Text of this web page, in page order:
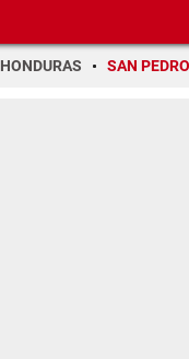
HONDURAS SAN PEDRO